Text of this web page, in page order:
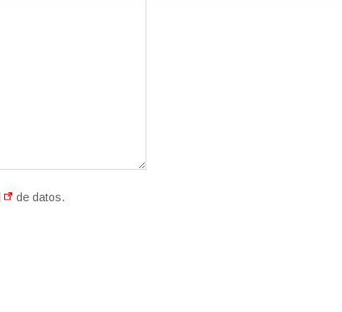
de datos.